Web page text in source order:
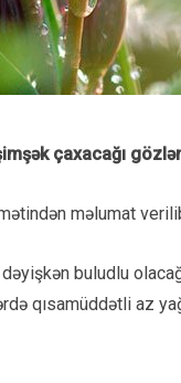
çaxacağı
məlumat
buludlu
qısamüddətli az